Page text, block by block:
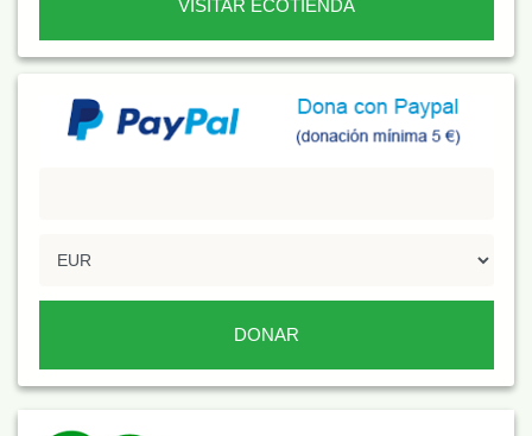
VISITAR ECOTIENDA